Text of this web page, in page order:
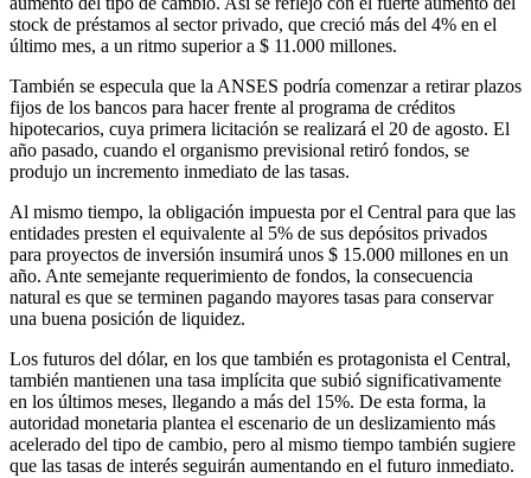
stock de préstamos al sector privado, que creció más del 4% en el
último mes, a un ritmo superior a $ 11.000 millones.
También se especula que la ANSES podría comenzar a retirar plazos
fijos de los bancos para hacer frente al programa de créditos
hipotecarios, cuya primera licitación se realizará el 20 de agosto. El
año pasado, cuando el organismo previsional retiró fondos, se
produjo un incremento inmediato de las tasas.
Al mismo tiempo, la obligación impuesta por el Central para que las
entidades presten el equivalente al 5% de sus depósitos privados
para proyectos de inversión insumirá unos $ 15.000 millones en un
año. Ante semejante requerimiento de fondos, la consecuencia
natural es que se terminen pagando mayores tasas para conservar
una buena posición de liquidez.
Los futuros del dólar, en los que también es protagonista el Central,
también mantienen una tasa implícita que subió significativamente
en los últimos meses, llegando a más del 15%. De esta forma, la
autoridad monetaria plantea el escenario de un deslizamiento más
acelerado del tipo de cambio, pero al mismo tiempo también sugiere
que las tasas de interés seguirán aumentando en el futuro inmediato.